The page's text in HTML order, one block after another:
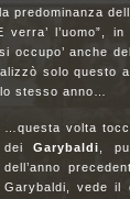
predominanza
verra’ l’uomo”,
occupo’ anche
solo questo
stesso anno…
…questa volta
deiGarybaldi
,
dell’anno
Garybaldi, vede il